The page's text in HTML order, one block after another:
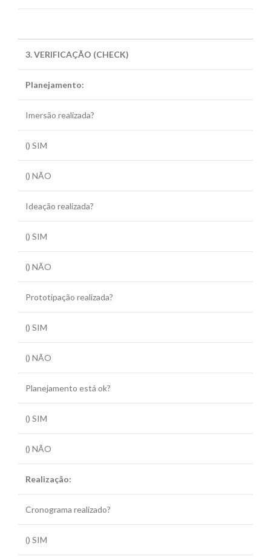
3. VERIFICAÇÃO (CHECK)
Planejamento:
Imersão realizada?
() SIM
() NÃO
Ideação realizada?
() SIM
() NÃO
Prototipação realizada?
() SIM
() NÃO
Planejamento está ok?
() SIM
() NÃO
Realização:
Cronograma realizado?
() SIM